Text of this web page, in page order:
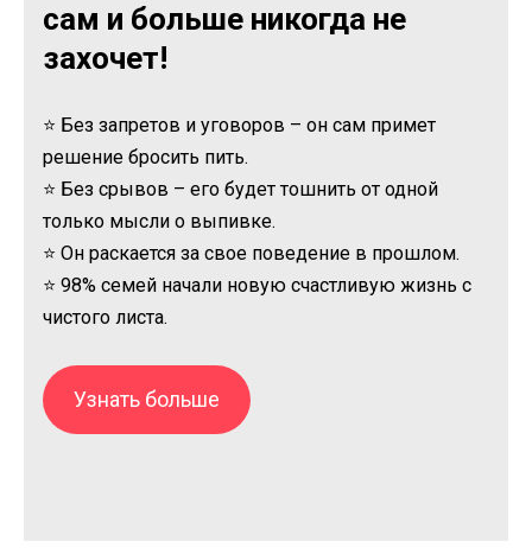
сам и больше никогда не
захочет!
⭐ Без запретов и уговоров – он сам примет
решение бросить пить.
⭐ Без срывов – его будет тошнить от одной
только мысли о выпивке.
⭐ Он раскается за свое поведение в прошлом.
⭐ 98% семей начали новую счастливую жизнь с
чистого листа.
Узнать больше